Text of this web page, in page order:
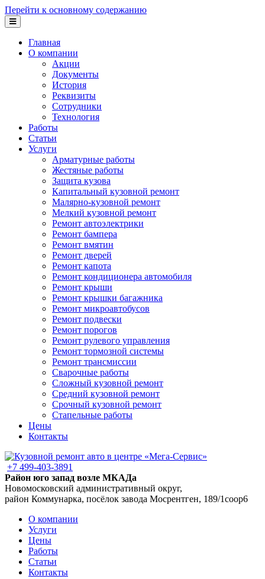
Перейти к основному содержанию
Главная
О компании
Акции
Документы
История
Реквизиты
Сотрудники
Технология
Работы
Статьи
Услуги
Арматурные работы
Жестяные работы
Защита кузова
Капитальный кузовной ремонт
Малярно-кузовной ремонт
Мелкий кузовной ремонт
Ремонт автоэлектрики
Ремонт бампера
Ремонт вмятин
Ремонт дверей
Ремонт капота
Ремонт кондиционера автомобиля
Ремонт крыши
Ремонт крышки багажника
Ремонт микроавтобусов
Ремонт подвески
Ремонт порогов
Ремонт рулевого управления
Ремонт тормозной системы
Ремонт трансмиссии
Сварочные работы
Сложный кузовной ремонт
Средний кузовной ремонт
Срочный кузовной ремонт
Стапельные работы
Цены
Контакты
+7 499-403-3891
Район юго запад возле МКАДа
Новомосковский административный округ,
район Коммунарка, посёлок завода Мосрентген, 189/1соор6
О компании
Услуги
Цены
Работы
Статьи
Контакты